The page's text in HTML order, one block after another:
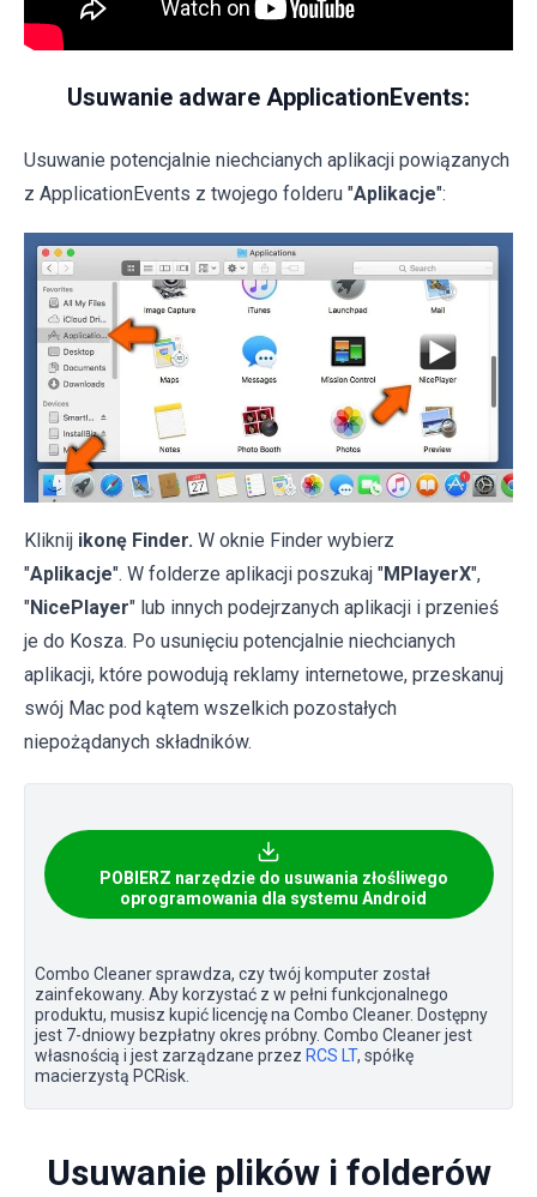
Usuwanie adware ApplicationEvents:
Usuwanie potencjalnie niechcianych aplikacji powiązanych
z ApplicationEvents z twojego folderu "Aplikacje":
Kliknij ikonę Finder. W oknie Finder wybierz
"Aplikacje". W folderze aplikacji poszukaj "MPlayerX",
"NicePlayer" lub innych podejrzanych aplikacji i przenieś
je do Kosza. Po usunięciu potencjalnie niechcianych
aplikacji, które powodują reklamy internetowe, przeskanuj
swój Mac pod kątem wszelkich pozostałych
niepożądanych składników.
POBIERZ narzędzie do usuwania złośliwego
oprogramowania dla systemu Android
Combo Cleaner sprawdza, czy twój komputer został
zainfekowany. Aby korzystać z w pełni funkcjonalnego
produktu, musisz kupić licencję na Combo Cleaner. Dostępny
jest 7-dniowy bezpłatny okres próbny. Combo Cleaner jest
własnością i jest zarządzane przez RCS LT, spółkę
macierzystą PCRisk.
Usuwanie plików i folderów